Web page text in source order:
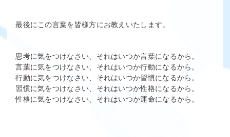
最後にこの言葉を皆様方にお教えいたします。
思考に気をつけなさい、それはいつか言葉になるから。
言葉に気をつけなさい、それはいつか行動になるから。
行動に気をつけなさい、それはいつか習慣になるから。
習慣に気をつけなさい、それはいつか性格になるから。
性格に気をつけなさい、それはいつか運命になるから。